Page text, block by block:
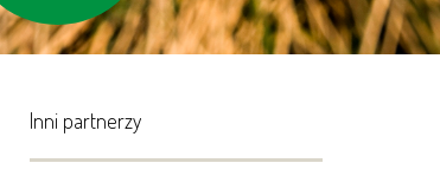
Inni partnerzy